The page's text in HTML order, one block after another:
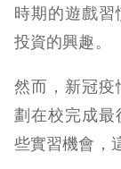
時期的遊戲習
投資的興趣。
然而，新冠疫
劃在校完成最
些實習機會，